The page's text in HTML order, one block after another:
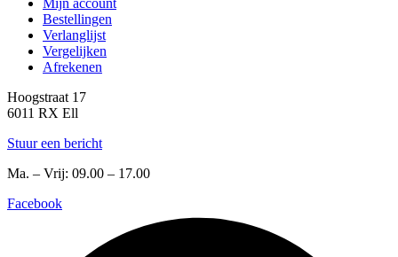
Bestellingen
Verlanglijst
Vergelijken
Afrekenen
Hoogstraat 17
6011 RX Ell
Stuur een bericht
Ma. – Vrij: 09.00 – 17.00
Facebook